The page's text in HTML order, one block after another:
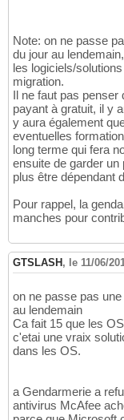
Note: on ne passe
du jour au
les logiciels/
migration.
Il ne faut pas
payant à gratuit, il y
y aura également
eventuelles
long terme qui fera
ensuite de garder
plus être dépendant
Pour rappel, la
manches pour
GTSLASH , le 11/06/
on ne passe pas
au lendemain
Ca fait 15 que les
c'etai une vraix
dans les OS.
a Gendarmerie a
antivirus McAfee